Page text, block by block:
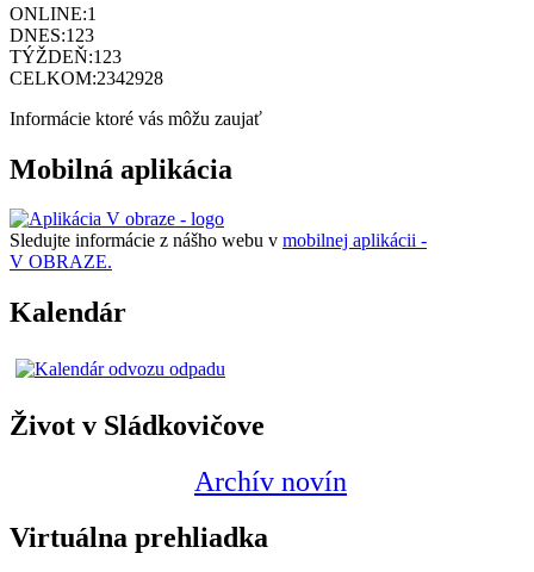
ONLINE:1
DNES:123
TÝŽDEŇ:123
CELKOM:2342928
Informácie ktoré vás môžu zaujať
Mobilná aplikácia
Sledujte informácie z nášho webu v mobilnej aplikácii -
V OBRAZE.
Kalendár
Život v Sládkovičove
Archív novín
Virtuálna prehliadka